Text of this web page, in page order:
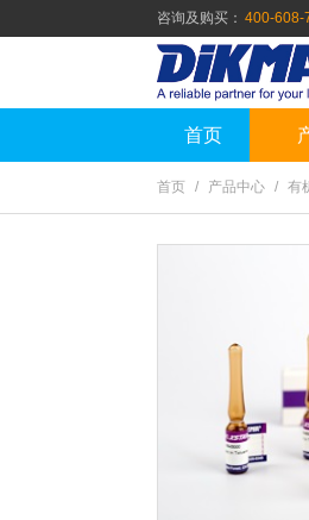
咨询及购买： 400-608-
首页
首页 / 产品中心 / 有